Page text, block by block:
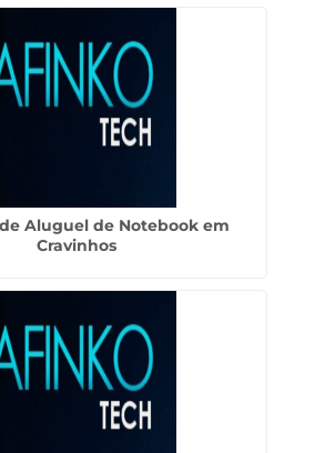
Aluguel de Notebook em
Cravinhos